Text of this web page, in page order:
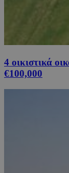
4 οικιστικά
€100,000